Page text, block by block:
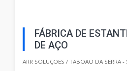
FÁBRICA DE
DE AÇO
ARR SOLUÇÕES / TABOÃO DA SERRA -